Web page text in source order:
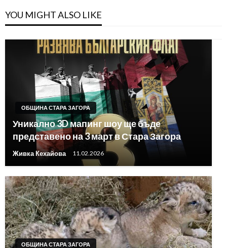
YOU MIGHT ALSO LIKE
ОБЩИНА СТАРА ЗАГОРА
Уникално 3D мапинг шоу ще бъде
представено на 3 март в Стара Загора
Живка Кехайова 11.02.2026
ОБЩИНА СТАРА ЗАГОРА